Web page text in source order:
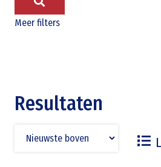
Meer filters
Resultaten